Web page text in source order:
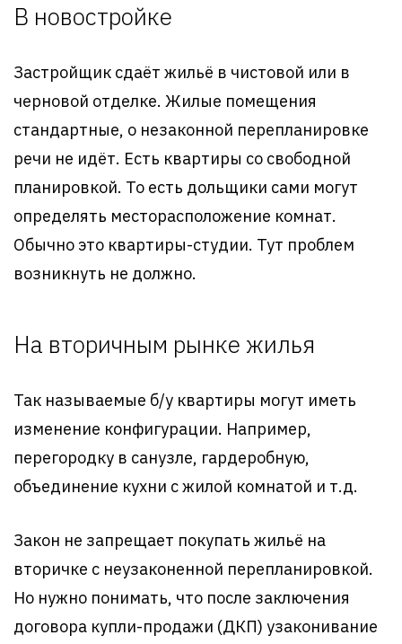
В новостройке
Застройщик сдаёт жильё в чистовой или в
черновой отделке. Жилые помещения
стандартные, о незаконной перепланировке
речи не идёт. Есть квартиры со свободной
планировкой. То есть дольщики сами могут
определять месторасположение комнат.
Обычно это квартиры-студии. Тут проблем
возникнуть не должно.
На вторичным рынке жилья
Так называемые б/у квартиры могут иметь
изменение конфигурации. Например,
перегородку в санузле, гардеробную,
объединение кухни с жилой комнатой и т.д.
Закон не запрещает покупать жильё на
вторичке с неузаконенной перепланировкой.
Но нужно понимать, что после заключения
договора купли-продажи (ДКП) узаконивание